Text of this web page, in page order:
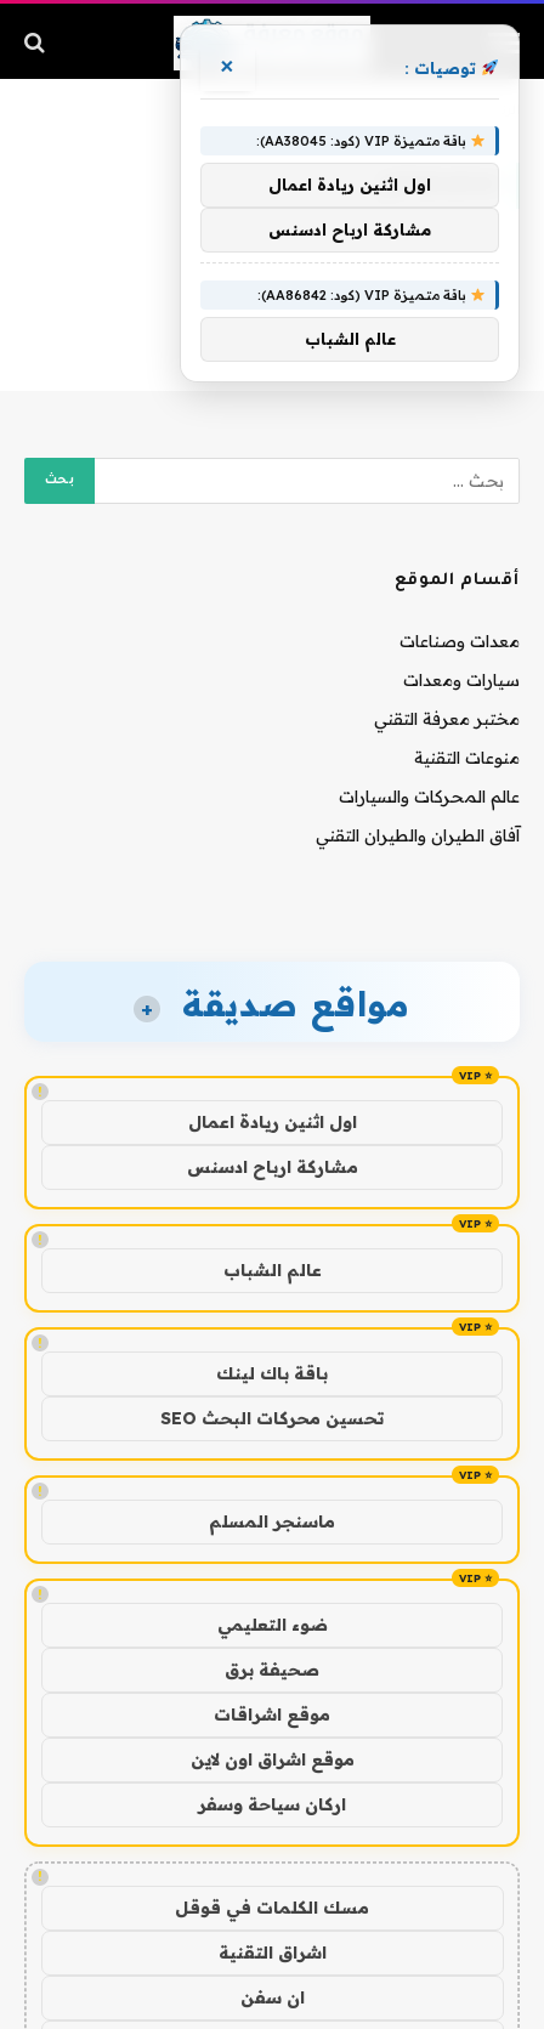
محمدصالح
أقسام الموقع
معدات وصناعات
سيارات ومعدات
مختبر معرفة التقني
منوعات التقنية
عالم المحركات والسيارات
آفاق الطيران والطيران التقني
مواقع صديقة +
!
اول اثنين ريادة اعمال
مشاركة ارباح ادسنس
!
عالم الشباب
!
باقة باك لينك
تحسين محركات البحث SEO
!
ماسنجر المسلم
!
ضوء التعليمي
صحيفة برق
موقع اشراقات
موقع اشراق اون لاين
اركان سياحة وسفر
!
مسك الكلمات في قوقل
اشراق التقنية
ان سفن
توصيات : ×
باقة متميزة VIP (كود: AA38045):
اول اثنين ريادة اعمال
مشاركة ارباح ادسنس
باقة متميزة VIP (كود: AA86842):
عالم الشباب